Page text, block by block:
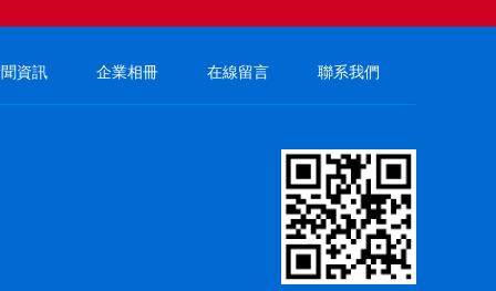
資訊 企業相冊 在線留言 聯系我們